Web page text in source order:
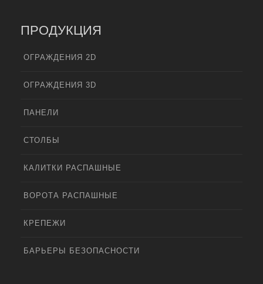
ПРОДУКЦИЯ
ОГРАЖДЕНИЯ 2D
ОГРАЖДЕНИЯ 3D
ПАНЕЛИ
СТОЛБЫ
КАЛИТКИ РАСПАШНЫЕ
ВОРОТА РАСПАШНЫЕ
КРЕПЕЖИ
БАРЬЕРЫ БЕЗОПАСНОСТИ